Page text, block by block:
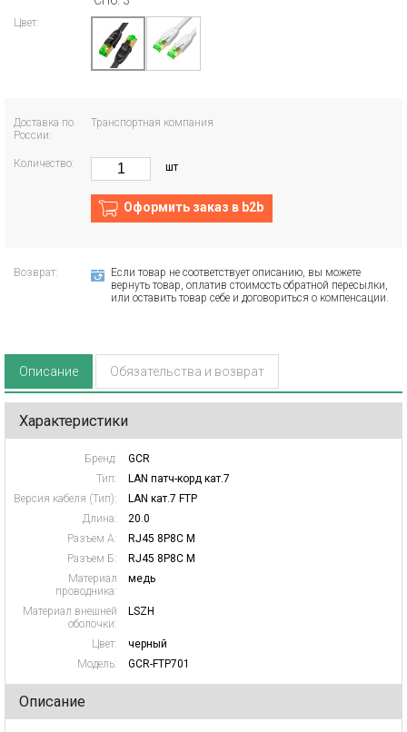
Цвет:
Доставка по
России:
Транспортная компания
Количество: шт
Оформить заказ в b2b
Возврат:
Если товар не соответствует описанию, вы можете
вернуть товар, оплатив стоимость обратной пересылки,
или оставить товар себе и договориться о компенсации.
Описание Обязательства и возврат
Характеристики
Бренд:
GCR
Тип:
LAN патч-корд кат.7
Версия кабеля (Тип):
LAN кат.7 FTP
Длина:
20.0
Разъем А:
RJ45 8P8C M
Разъем Б:
RJ45 8P8C M
Материал
проводника:
медь
Материал внешней
оболочки:
LSZH
Цвет:
черный
Модель:
GCR-FTP701
Описание